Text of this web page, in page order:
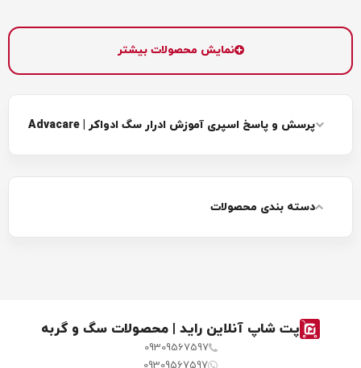
چیست؟ دقیقا قطره آموزش ادرار سگ به چه کاری می‌آید؟
Dog Training Pee Dropsیکی از ابزارهای عالی برای آموزش
جای دستشویی به سگ ها است. این قطره‌ها معمولا در
دسته بندی محصولات آموزشی برای سگ‌ها قرار می‌گیرند.
و باید با کمک قطره آموزش ادرار سگ و اصول اولیه این کار
انجام شود.
نمایش محصولات بیشتر
پرسش و پاسخ اسپری آموزش ادرار سگ ادواکر | Advacare
دسته بندی محصولات
پت شاپ آنلاین راید | محصولات سگ و گربه
09309567597